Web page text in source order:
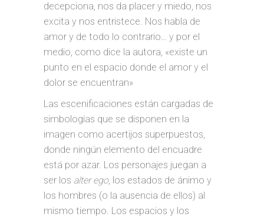
decepciona, nos da placer y miedo, nos
excita y nos entristece. Nos habla de
amor y de todo lo contrario… y por el
medio, como dice la autora, «existe un
punto en el espacio donde el amor y el
dolor se encuentran»
Las escenificaciones están cargadas de
simbologías que se disponen en la
imagen como acertijos superpuestos,
donde ningún elemento del encuadre
está por azar. Los personajes juegan a
ser los alter ego, los estados de ánimo y
los hombres (o la ausencia de ellos) al
mismo tiempo. Los espacios y los